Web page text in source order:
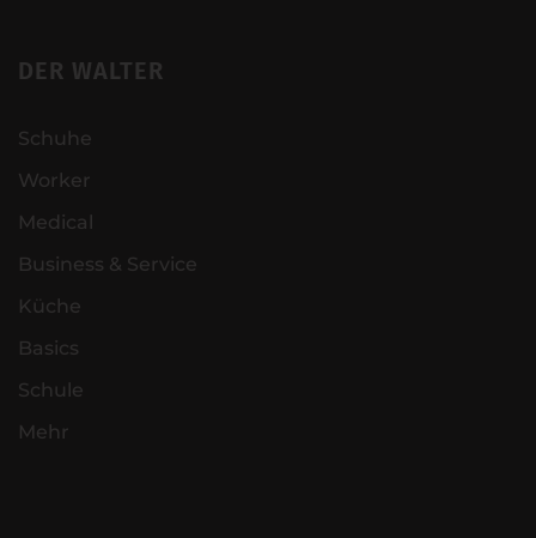
DER WALTER
Schuhe
Worker
Medical
Business & Service
Küche
Basics
Schule
Mehr